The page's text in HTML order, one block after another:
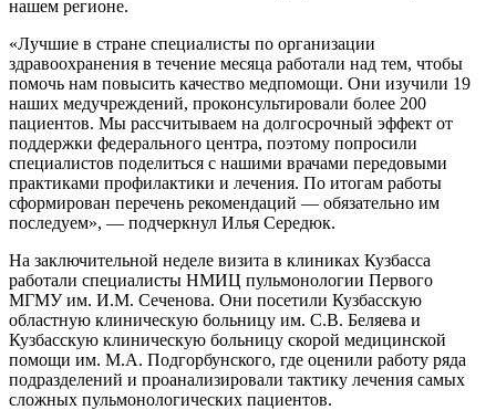
нашем регионе.
«Лучшие в стране специалисты по организации
здравоохранения в течение месяца работали над тем, чтобы
помочь нам повысить качество медпомощи. Они изучили 19
наших медучреждений, проконсультировали более 200
пациентов. Мы рассчитываем на долгосрочный эффект от
поддержки федерального центра, поэтому попросили
специалистов поделиться с нашими врачами передовыми
практиками профилактики и лечения. По итогам работы
сформирован перечень рекомендаций — обязательно им
последуем», — подчеркнул Илья Середюк.
На заключительной неделе визита в клиниках Кузбасса
работали специалисты НМИЦ пульмонологии Первого
МГМУ им. И.М. Сеченова. Они посетили Кузбасскую
областную клиническую больницу им. С.В. Беляева и
Кузбасскую клиническую больницу скорой медицинской
помощи им. М.А. Подгорбунского, где оценили работу ряда
подразделений и проанализировали тактику лечения самых
сложных пульмонологических пациентов.